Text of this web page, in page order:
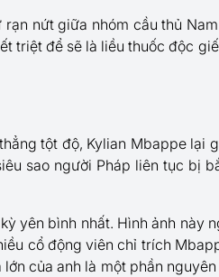
nứt giữa nhóm cầu thủ
triệt để sẽ là liều thuốc độc
tột độ, Kylian Mbappe lại
sao người Pháp liên tục bị
yên bình nhất. Hình ảnh này
cổ động viên chỉ trích
của anh là một phần